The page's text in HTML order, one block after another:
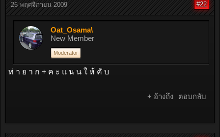
26 พฤศจิกายน 2009 #22
Oat_Osama\
New Member
Moderator
ท่ า ย า ก + ค ะ แ น น ใ ห้ คั บ
+ อ้างถึง ตอบกลับ